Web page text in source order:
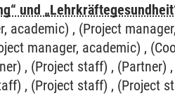
und
academic) , (Project
manager, academic) ,
, (Project staff) , (Partner)
, (Project staff) , (Project